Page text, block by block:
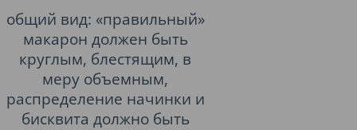
общий вид: «правильный»
макарон должен быть
круглым, блестящим, в
меру объемным,
распределение начинки и
бисквита должно быть